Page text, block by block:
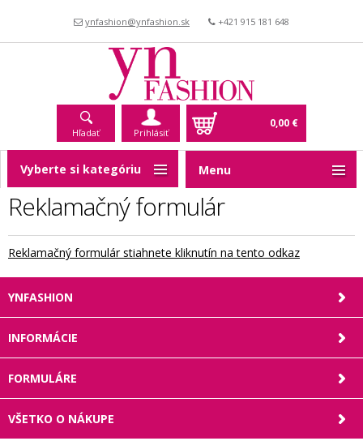
ynfashion@ynfashion.sk +421 915 181 648
Hľadať Prihlásiť
0,00 €
Reklamačný formulár
Reklamačný formulár stiahnete kliknutín na tento odkaz
Vyberte si kategóriu Menu
YNFASHION
INFORMÁCIE
FORMULÁRE
VŠETKO O NÁKUPE